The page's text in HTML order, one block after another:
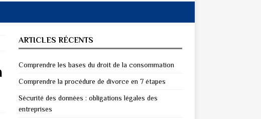
ARTICLES RÉCENTS
Comprendre les bases du droit de la consommation
Comprendre la procédure de divorce en 7 étapes
Sécurité des données : obligations légales des
entreprises